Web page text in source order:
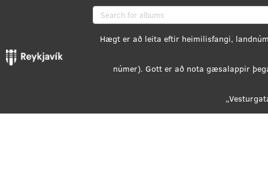
Albums
There are no public albums available.Find content